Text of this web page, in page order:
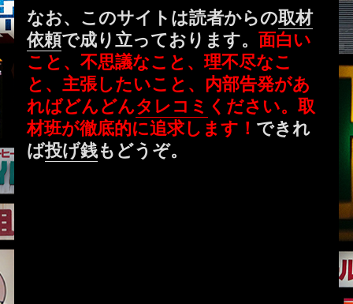
なお、このサイトは読者からの取材
依頼で成り立っております。面白い
こと、不思議なこと、理不尽なこ
と、主張したいこと、内部告発があ
ればどんどんタレコミ ください。取
材班が徹底的に追求します！ できれ
ば投げ銭もどうぞ。